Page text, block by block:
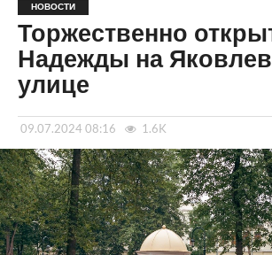
НОВОСТИ
Торжественно
Надежды на
улице
09.07.2024 08:16 1.6K